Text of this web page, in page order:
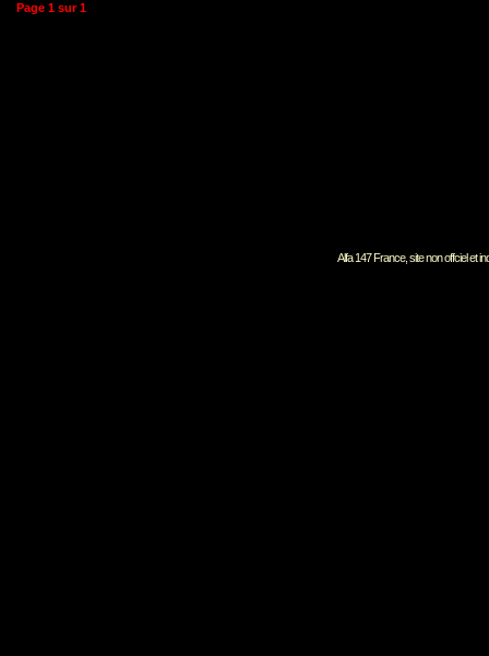
Page 1 sur1
Alfa 147 France, site non offciel et